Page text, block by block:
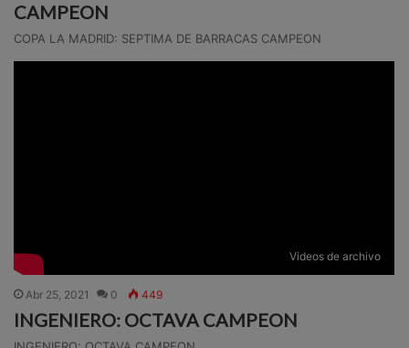
CAMPEON
COPA LA MADRID: SEPTIMA DE BARRACAS CAMPEON
Videos de archivo
Abr 25, 2021 0 449
INGENIERO: OCTAVA CAMPEON